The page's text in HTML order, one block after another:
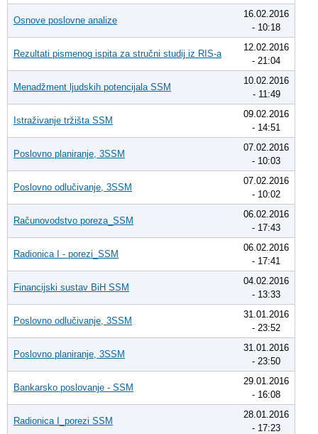
Osnove poslovne analize
16.02.2016
- 10:18
Rezultati pismenog ispita za stručni studij iz RIS-a
12.02.2016
- 21:04
Menadžment ljudskih potencijala SSM
10.02.2016
- 11:49
Istraživanje tržišta SSM
09.02.2016
- 14:51
Poslovno planiranje, 3SSM
07.02.2016
- 10:03
Poslovno odlučivanje, 3SSM
07.02.2016
- 10:02
Računovodstvo poreza_SSM
06.02.2016
- 17:43
Radionica I - porezi_SSM
06.02.2016
- 17:41
Financijski sustav BiH SSM
04.02.2016
- 13:33
Poslovno odlučivanje, 3SSM
31.01.2016
- 23:52
Poslovno planiranje, 3SSM
31.01.2016
- 23:50
Bankarsko poslovanje - SSM
29.01.2016
- 16:08
Radionica I_porezi SSM
28.01.2016
- 17:23